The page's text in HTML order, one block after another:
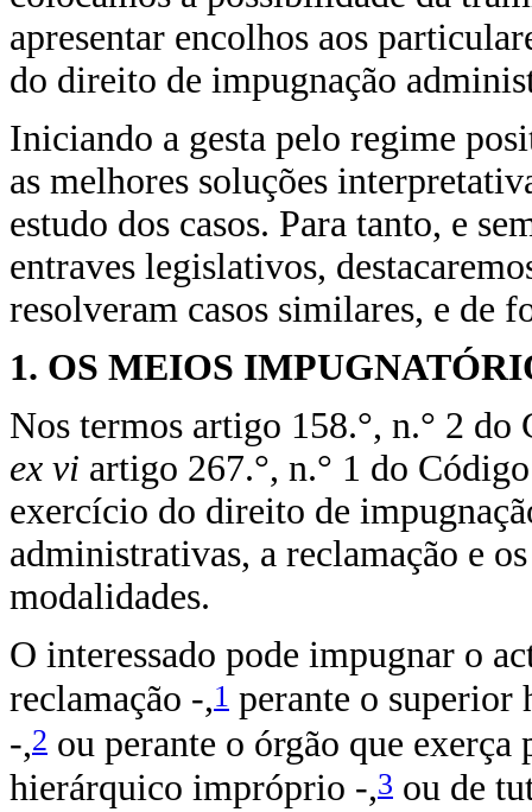
apresentar encolhos aos
do direito de impugnação
Iniciando a gesta pelo regime
as melhores soluções
estudo dos casos. Para tanto, e
entraves legislativos,
resolveram casos similares, e de
1. OS MEIOS
Nos termos artigo 158.°, n.° 2
ex vi artigo 267.°, n.° 1 do
exercício do direito de
administrativas, a reclamação e
modalidades.
O interessado pode impugnar o
reclamação -,1 perante o superior
-,2 ou perante o órgão que exerça
hierárquico impróprio -,3 ou de